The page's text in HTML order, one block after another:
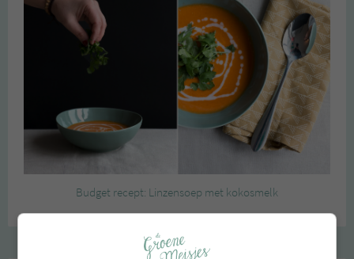
Budget recept: Linzensoep met kokosmelk